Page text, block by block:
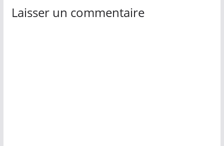
Laisser un commentaire